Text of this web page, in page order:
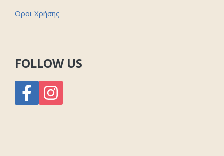
Οροι Χρήσης
FOLLOW US